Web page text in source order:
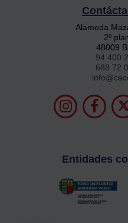
Alameda
2º
48009
94 400
688 72
Entidades